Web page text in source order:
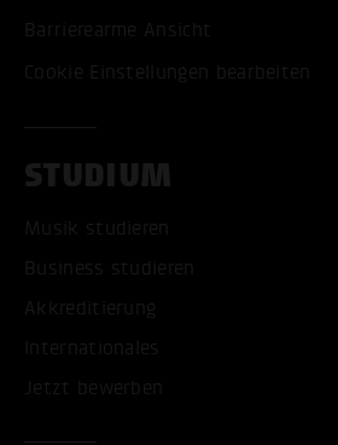
Barrierearme Ansicht
Cookie Einstellungen bearbeiten
STUDIUM
Musik studieren
Business studieren
Akkreditierung
Internationales
Jetzt bewerben